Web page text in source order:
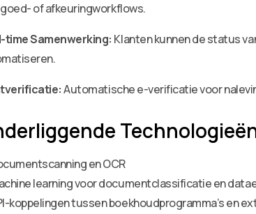
of afkeuringworkflows.
time Samenwerking: Klanten kunnen de status
Automatische e-verificatie voor
en OCR
learning voor documentclassificatie en
koppelingen tussen boekhoudprogramma’s en